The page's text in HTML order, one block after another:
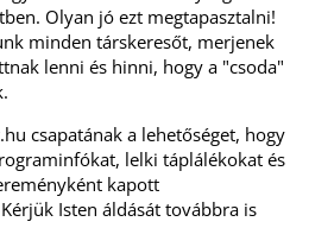
Olyan jó ezt megtapasztalni!
minden társkeresőt, merjenek
lenni és hinni, hogy a "csoda"
csapatának a lehetőséget, hogy
lelki táplálékokat és
kapott
Isten áldását továbbra is